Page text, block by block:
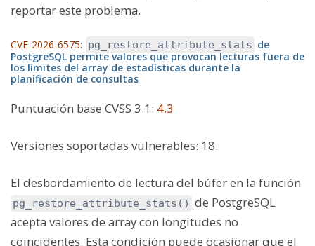
reportar este problema.
CVE-2026-6575: pg_restore_attribute_stats de
PostgreSQL permite valores que provocan lecturas fuera de
los límites del array de estadísticas durante la
planificación de consultas
Puntuación base CVSS 3.1 : 4.3
Versiones soportadas vulnerables: 18.
El desbordamiento de lectura del búfer en la función
pg_restore_attribute_stats() de PostgreSQL
acepta valores de array con longitudes no
coincidentes. Esta condición puede ocasionar que el